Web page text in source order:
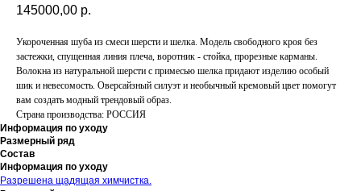
145000,00 р.
Укороченная шуба из смеси шерсти и шелка. Модель свободного кроя без
застежки, спущенная линия плеча, воротник - стойка, прорезные карманы.
Волокна из натуральной шерсти с примесью шелка придают изделию особый
шик и невесомость. Оверсайзный силуэт и необычный кремовый цвет помогут
вам создать модный трендовый образ.
Страна производства: РОССИЯ
Информация по уходу
Размерный ряд
Состав
Информация по уходу
Разрешена щадящая химчистка.